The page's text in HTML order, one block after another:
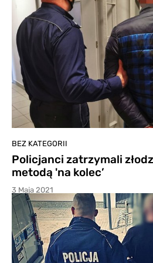
BEZ KATEGORII
Policjanci zatrzymali
metodą 'na kolec’
3 Maja 2021